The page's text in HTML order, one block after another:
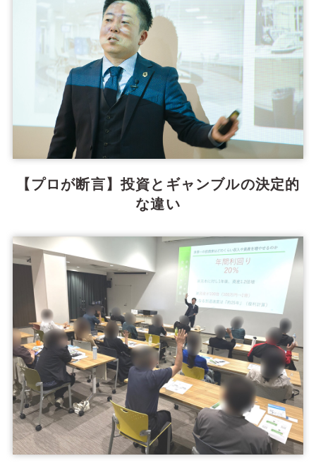
【プロが断言】投資とギャンブルの決定的
な違い